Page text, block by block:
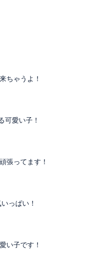
ちゃうよ！
可愛い子！
張ってます！
っぱい！
い子です！